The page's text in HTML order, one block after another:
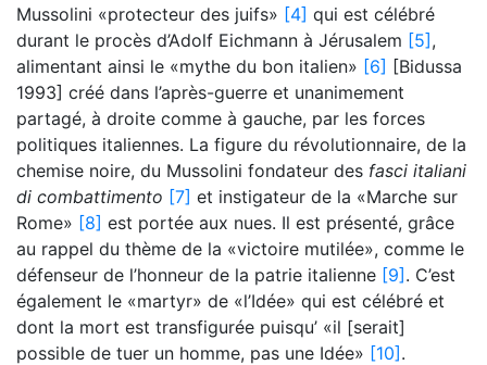
Mussolini «protecteur des juifs» [4] qui est célébré
durant le procès d’Adolf Eichmann à Jérusalem [5],
alimentant ainsi le «mythe du bon italien» [6] [Bidussa
1993] créé dans l’après-guerre et unanimement
partagé, à droite comme à gauche, par les forces
politiques italiennes. La figure du révolutionnaire, de la
chemise noire, du Mussolini fondateur des fasci italiani
di combattimento [7] et instigateur de la «Marche sur
Rome» [8] est portée aux nues. Il est présenté, grâce
au rappel du thème de la «victoire mutilée», comme le
défenseur de l’honneur de la patrie italienne [9]. C’est
également le «martyr» de «l’Idée» qui est célébré et
dont la mort est transfigurée puisqu’ «il [serait]
possible de tuer un homme, pas une Idée» [10].